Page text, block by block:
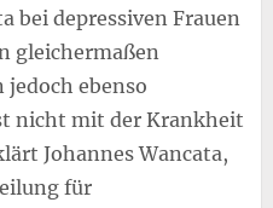
bei depressiven Frauen
gleichermaßen
ebenso
nicht mit der Krankheit
Johannes Wancata,
für